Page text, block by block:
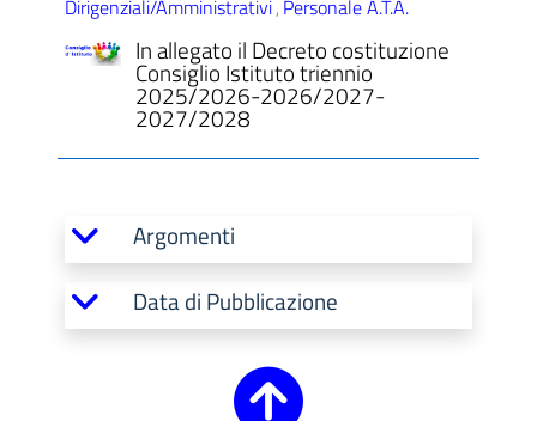
Dirigenziali/Amministrativi, Personale A.T.A.
In allegato il Decreto costituzione
Consiglio Istituto triennio
2025/2026-2026/2027-
2027/2028
Argomenti
Data di Pubblicazione